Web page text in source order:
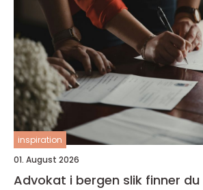
inspiration
01. August 2026
Advokat i bergen slik finner du riktig juridisk